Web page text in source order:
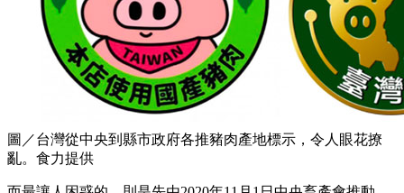
圖／台灣從中央到縣市政府各推豬肉產地標示，令人眼花撩
亂。食力提供